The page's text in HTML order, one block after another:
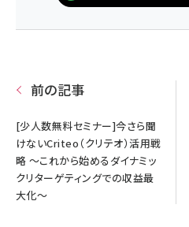
前の記事
[少人数無料セミナー]今さら聞
けないCriteo（クリテオ）活用戦
略 ～これから始めるダイナミッ
クリターゲティングでの収益最
大化～